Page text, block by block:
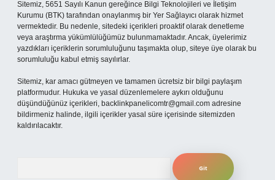
Sitemiz, 5651 Sayılı Kanun gereğince Bilgi Teknolojileri ve İletişim
Kurumu (BTK) tarafından onaylanmış bir Yer Sağlayıcı olarak hizmet
vermektedir. Bu nedenle, sitedeki içerikleri proaktif olarak denetleme
veya araştırma yükümlülüğümüz bulunmamaktadır. Ancak, üyelerimiz
yazdıkları içeriklerin sorumluluğunu taşımakta olup, siteye üye olarak bu
sorumluluğu kabul etmiş sayılırlar.
Sitemiz, kar amacı gütmeyen ve tamamen ücretsiz bir bilgi paylaşım
platformudur. Hukuka ve yasal düzenlemelere aykırı olduğunu
düşündüğünüz içerikleri, backlinkpanelicomtr@gmail.com adresine
bildirmeniz halinde, ilgili içerikler yasal süre içerisinde sitemizden
kaldırılacaktır.